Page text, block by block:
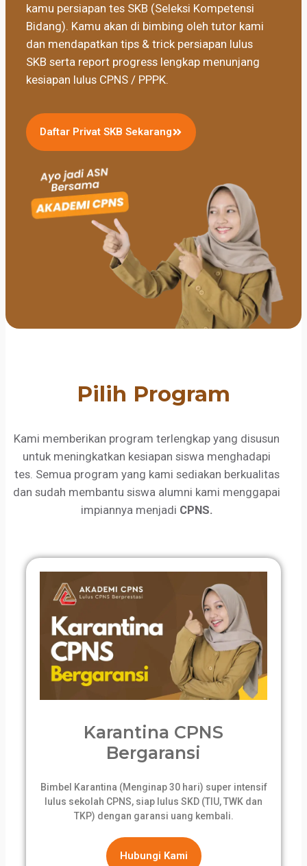
kamu persiapan tes SKB (Seleksi Kompetensi
Bidang). Kamu akan di bimbing oleh tutor kami
dan mendapatkan tips & trick persiapan lulus
SKB serta report progress lengkap menunjang
kesiapan lulus CPNS / PPPK.
Daftar Privat SKB Sekarang
Pilih Program
Kami memberikan program terlengkap yang disusun
untuk meningkatkan kesiapan siswa menghadapi
tes. Semua program yang kami sediakan berkualitas
dan sudah membantu siswa alumni kami menggapai
impiannya menjadi CPNS.
Karantina CPNS
Bergaransi
Bimbel Karantina (Menginap 30 hari) super intensif
lulus sekolah CPNS, siap lulus SKD (TIU, TWK dan
TKP) dengan garansi uang kembali.
Hubungi Kami